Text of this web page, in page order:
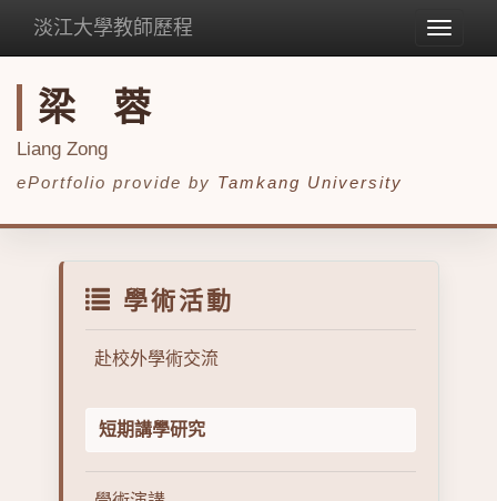
Toggle
淡江大學教師歷程
梁 蓉
Liang Zong
ePortfolio provide by Tamkang University
學術活動
赴校外學術交流
短期講學研究